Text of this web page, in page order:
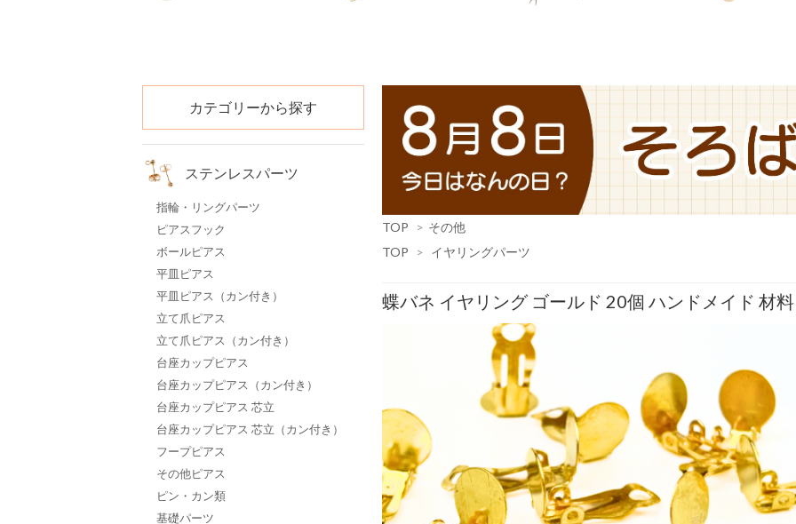
カテゴリーから探す
ステンレスパーツ
指輪・リングパーツ
ピアスフック
ボールピアス
平皿ピアス
平皿ピアス（カン付き）
立て爪ピアス
立て爪ピアス（カン付き）
台座カップピアス
台座カップピアス（カン付き）
台座カップピアス 芯立
台座カップピアス 芯立（カン付き）
フープピアス
その他ピアス
ピン・カン類
基礎パーツ
TOP > その他
TOP
> イヤリングパーツ
蝶バネ イヤリング ゴールド 20個 ハンドメイド 材